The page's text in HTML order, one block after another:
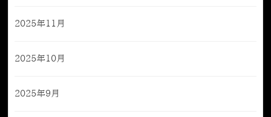
2025年11月
2025年10月
2025年9月